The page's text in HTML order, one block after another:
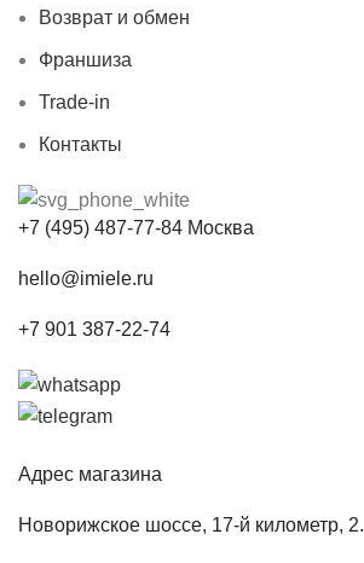
Возврат и обмен
Франшиза
Trade-in
Контакты
+7 (495) 487-77-84 Москва
hello@imiele.ru
+7 901 387-22-74
Адрес магазина
Новорижское шоссе, 17-й километр, 2.